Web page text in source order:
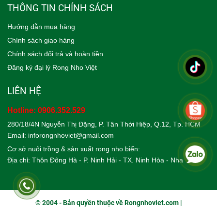
THÔNG TIN CHÍNH SÁCH
Hướng dẫn mua hàng
Chính sách giao hàng
Chính sách đổi trả và hoàn tiền
Đăng ký đại lý Rong Nho Việt
LIÊN HỆ
Hotline: 0906.352.529
280/18/4N Nguyễn Thị Đặng, P. Tân Thới Hiệp, Q.12, Tp. HCM
Email: inforongnhoviet@gmail.com
Cơ sở nuôi trồng & sản xuất rong nho biển:
Địa chỉ: Thôn Đông Hà - P. Ninh Hải - TX. Ninh Hòa - Nha Trang
© 2004 - Bản quyền thuộc về Rongnhoviet.com |